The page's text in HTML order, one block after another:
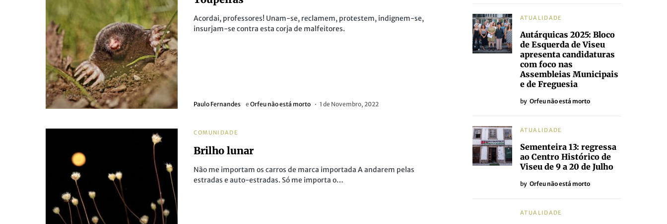
Acordai, professores! Unam-se, reclamem, protestem, indignem-se,
insurjam-se contra esta corja de malfeitores.
Paulo Fernandes eOrfeu não está morto 1 de Novembro, 2022
COMUNIDADE
Brilho lunar
Não me importam os carros de marca importada A andarem pelas
estradas e auto-estradas. Só me importa o…
ATUALIDADE
Autárquicas 2025: Bloco
de Esquerda de Viseu
apresenta candidaturas
com foco nas
Assembleias Municipais
e de Freguesia
by Orfeu não está morto
ATUALIDADE
Sementeira 13: regressa
ao Centro Histórico de
Viseu de 9 a 20 de Julho
by Orfeu não está morto
ATUALIDADE